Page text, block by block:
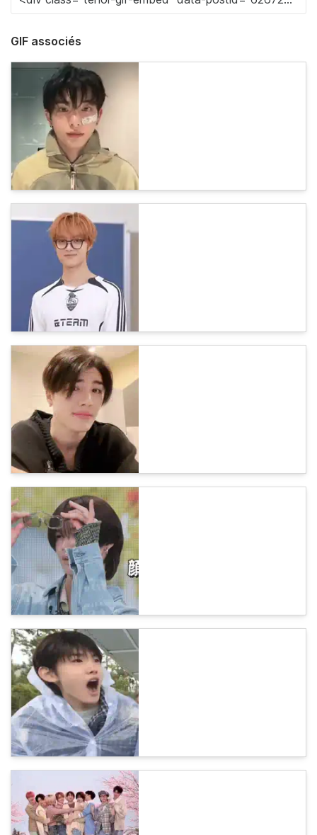
GIF associés